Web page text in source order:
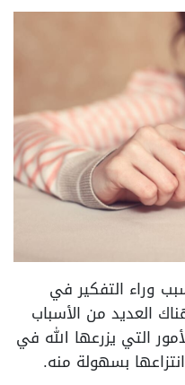
وراء التفكير في
العديد من الأسباب
التي يزرعها الله في
بسهولة منه.